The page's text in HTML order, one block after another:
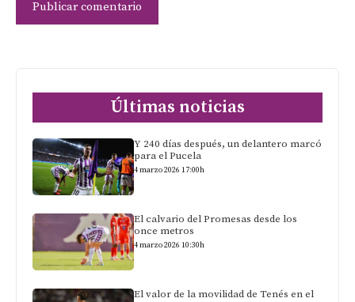
Últimas noticias
Y 240 días después, un delantero marcó
para el Pucela
4 marzo 2026 17:00h
El calvario del Promesas desde los
once metros
4 marzo 2026 10:30h
El valor de la movilidad de Tenés en el